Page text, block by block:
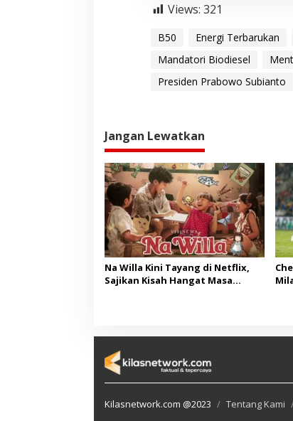
Views: 321
B50 Energi Terbarukan
Mandatori Biodiesel
Presiden Prabowo Subianto
Jangan Lewatkan
Na Willa Kini Tayang di Netflix,
Sajikan Kisah Hangat Masa
Kilasnetwork.com @2023 Tentang Kami